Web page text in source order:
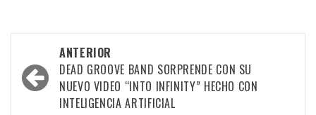
Navegación
por
las
ANTERIOR
DEAD GROOVE BAND SORPRENDE CON SU
NUEVO VIDEO “INTO INFINITY” HECHO CON
INTELIGENCIA ARTIFICIAL